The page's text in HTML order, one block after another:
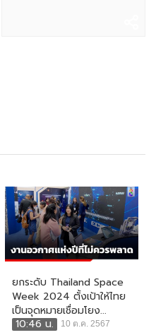
ยกระดับ Thailand Space
Week 2024 ตั้งเป้าให้ไทย
เป็นจุดหมายเชื่อมโยง...
10:46 น.
10 ต.ค. 2567